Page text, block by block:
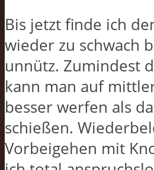
Bis jetzt finde ich
wieder zu schwach
unnütz. Zumindest
kann man auf
besser werfen als
schießen.
Vorbeigehen mit